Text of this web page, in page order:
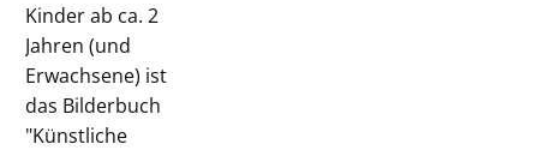
Kinder ab ca. 2
Jahren (und
Erwachsene) ist
das Bilderbuch
"Künstliche